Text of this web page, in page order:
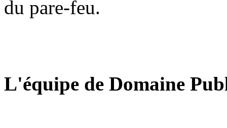
du pare-feu.
L'équipe de Domaine